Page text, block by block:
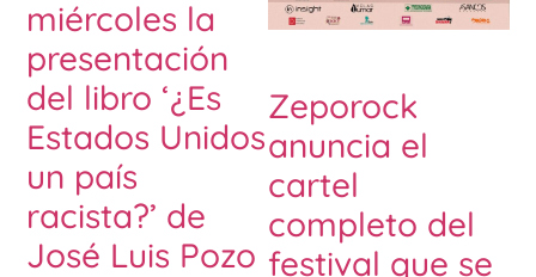
miércoles la
presentación
del libro ‘¿Es
Estados Unidos
un país
racista?’ de
José Luis Pozo
Zeporock
anuncia el
cartel
completo del
festival que se